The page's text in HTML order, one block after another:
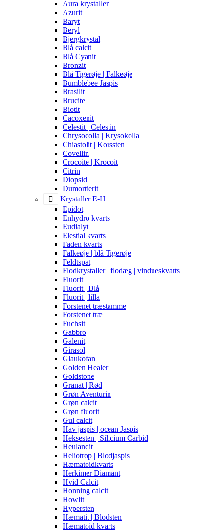
Aura krystaller
Azurit
Baryt
Beryl
Bjergkrystal
Blå calcit
Blå Cyanit
Bronzit
Blå Tigerøje | Falkeøje
Bumblebee Jaspis
Brasilit
Brucite
Biotit
Cacoxenit
Celestit | Celestin
Chrysocolla | Krysokolla
Chiastolit | Korssten
Covellin
Crocoite | Krocoit
Citrin
Diopsid
Dumortierit
Krystaller E-H
Epidot
Enhydro kvarts
Eudialyt
Elestial kvarts
Faden kvarts
Falkeøje | blå Tigerøje
Feldtspat
Flodkrystaller | flodæg | vindueskvarts
Fluorit
Fluorit | Blå
Fluorit | lilla
Forstenet træstamme
Forstenet træ
Fuchsit
Gabbro
Galenit
Girasol
Glaukofan
Golden Healer
Goldstone
Granat | Rød
Grøn Aventurin
Grøn calcit
Grøn fluorit
Gul calcit
Hav jaspis | ocean Jaspis
Heksesten | Silicium Carbid
Heulandit
Heliotrop | Blodjaspis
Hæmatoidkvarts
Herkimer Diamant
Hvid Calcit
Honning calcit
Howlit
Hypersten
Hæmatit | Blodsten
Hæmatoid kvarts